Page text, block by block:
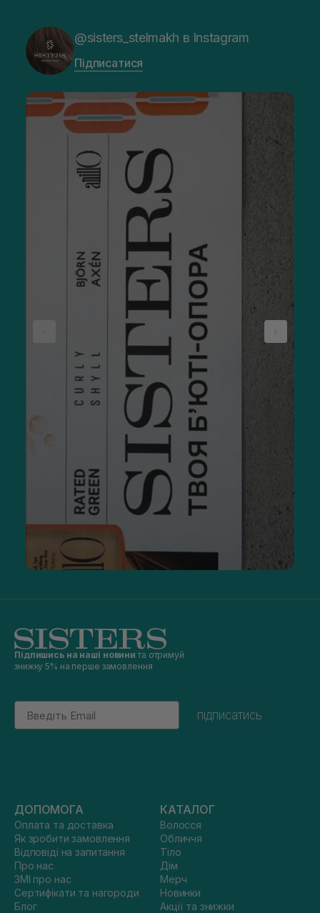
@sisters_stelmakh в Instagram
Підписатися
Підпишись на наші новини та отримуй
знижку 5% на перше замовлення
Email
підписатись
ДОПОМОГА
Оплата та доставка
Як зробити замовлення
Відповіді на запитання
Про нас
ЗМІ про нас
Сертифікати та нагороди
Блог
КАТАЛОГ
Волосся
Обличчя
Тіло
Дім
Мерч
Новинки
Акції та знижки